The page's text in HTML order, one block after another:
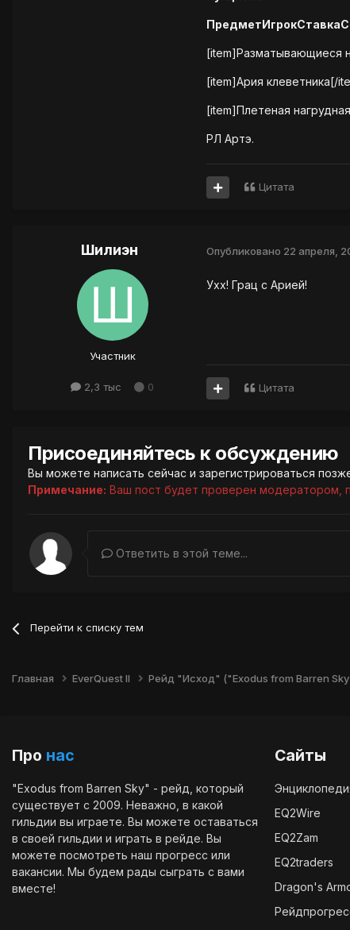
ПредметИгрокСтавка
[item]Разматывающиеся
[item]Ария клеветника[/
[item]Плетеная
РЛ Артэ.
Цитата
Шилиэн
Участник
2,3 тыс 0
Опубликовано 22 апреля,
Ухх! Грац с Арией!
Цитата
Присоединяйтесь к обсуждению
Вы можете написать сейчас и зарегистрироваться
Примечание: Ваш пост будет проверен модератором,
Ответить в этой теме...
Перейти к списку тем
Главная EverQuest II Рейд "Исход" ("Exodus from Barren
Про нас
"Exodus from Barren Sky" - рейд, который
существует с 2009. Неважно, в какой
гильдии вы играете. Вы можете оставаться
в своей гильдии и играть в рейде. Вы
можете посмотреть наш прогресс или
вакансии. Мы будем рады сыграть с вами
вместе!
Сайты
EQ2Wire
EQ2Zam
EQ2traders
Dragon's